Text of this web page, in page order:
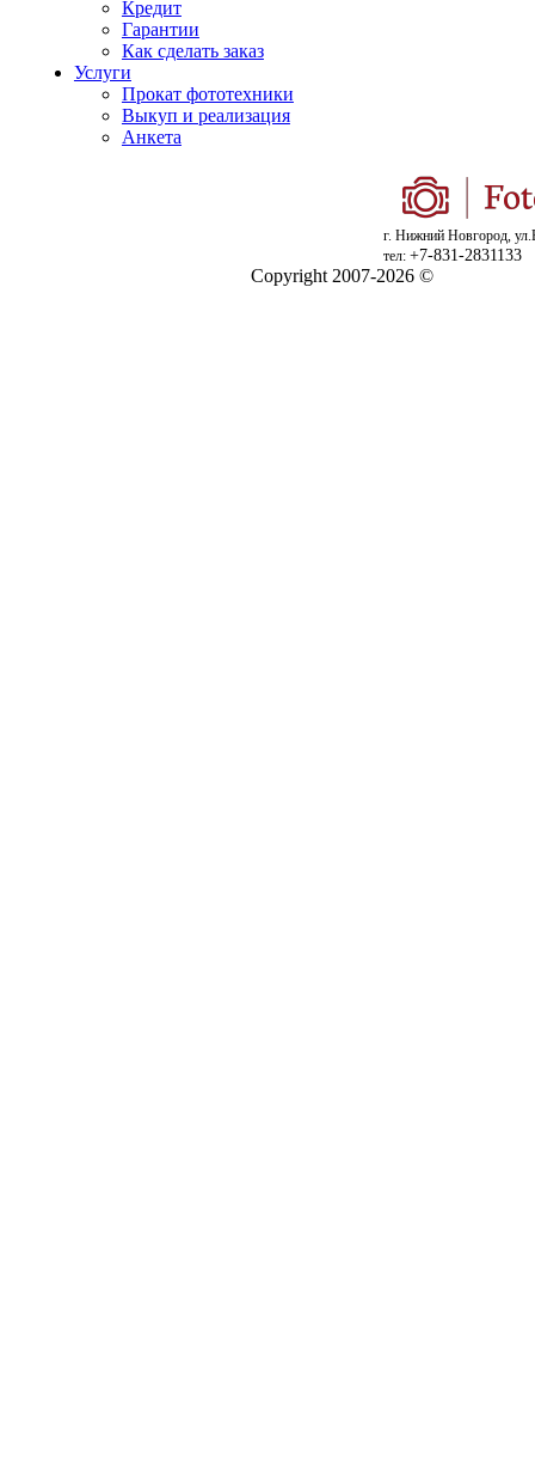
Кредит
Гарантии
Как сделать заказ
Услуги
Прокат фототехники
Выкуп и реализация
Анкета
г. Нижний Новгород,
тел: +7-831-2831133
Copyright 2007-2026 ©